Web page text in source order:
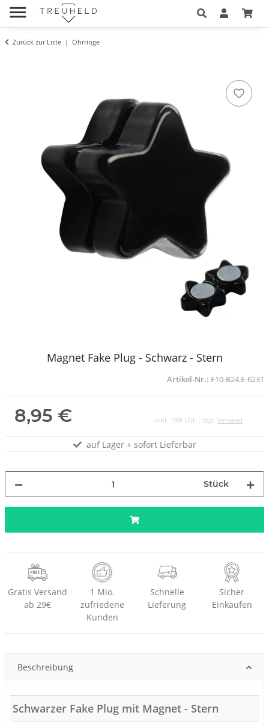
Zurück zur Liste Ohrringe
Magnet Fake Plug - Schwarz - Stern
Artikel-Nr.: F10-B24.E-6231
8,95 € inkl. 19% USt. , zzgl. Versand
auf Lager + sofort Lieferbar
Stück
Gratis Versand
ab 29€
1 Mio.
zufriedene
Kunden
Schnelle
Lieferung
Sicher
Einkaufen
Beschreibung
Schwarzer Fake Plug mit Magnet - Stern